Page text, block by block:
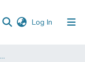
Log In (current)
04. Економіко-правовий факультет